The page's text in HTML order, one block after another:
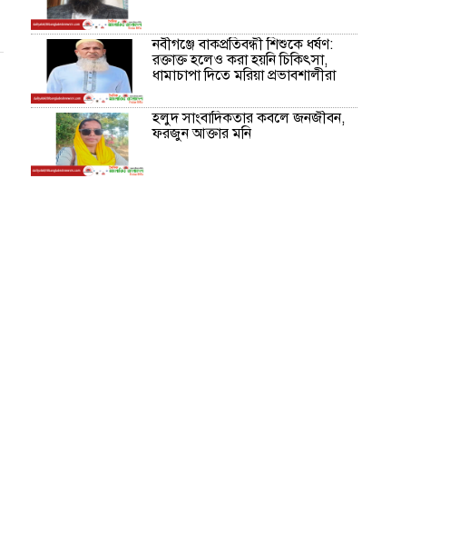
নবীগঞ্জে বাকপ্রতিবন্ধী শিশুকে ধর্ষণ:
রক্তাক্ত হলেও করা হয়নি চিকিৎসা,
ধামাচাপা দিতে মরিয়া প্রভাবশালীরা
হলুদ সাংবাদিকতার কবলে জনজীবন,
ফরজুন আক্তার মনি